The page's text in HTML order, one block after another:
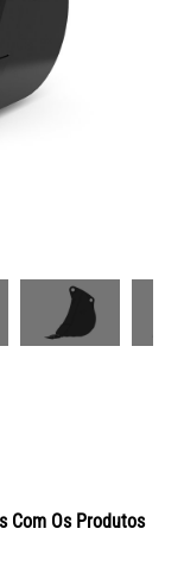
Com Os Produtos